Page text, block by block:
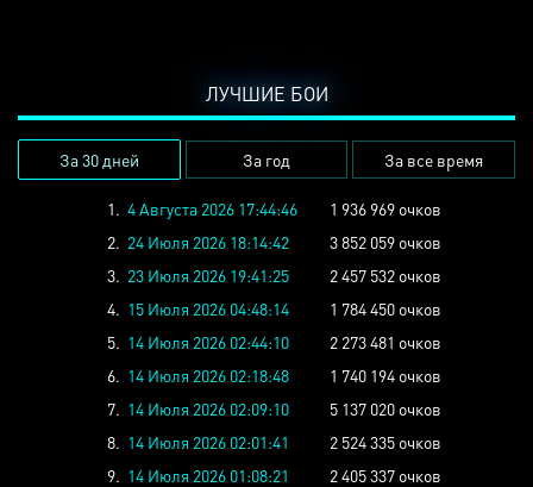
ЛУЧШИЕ БОИ
За 30 дней За год За все время
1. 4 Августа 2026 17:44:46
1 936 969 очков
2. 24 Июля 2026 18:14:42
3 852 059 очков
3. 23 Июля 2026 19:41:25
2 457 532 очков
4. 15 Июля 2026 04:48:14
1 784 450 очков
5. 14 Июля 2026 02:44:10
2 273 481 очков
6. 14 Июля 2026 02:18:48
1 740 194 очков
7. 14 Июля 2026 02:09:10
5 137 020 очков
8. 14 Июля 2026 02:01:41
2 524 335 очков
9. 14 Июля 2026 01:08:21
2 405 337 очков